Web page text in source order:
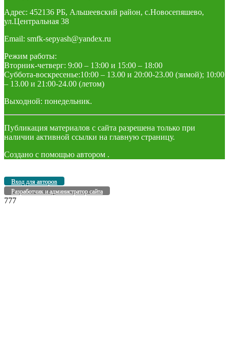
Адрес: 452136 РБ, Альшеевский район, с.Новосепяшево,
ул.Центральная 38
Email: smfk-sepyash@yandex.ru
Режим работы:
Вторник-четверг: 9:00 – 13:00 и 15:00 – 18:00
Суббота-воскресенье:10:00 – 13.00 и 20:00-23.00 (зимой); 10:00
– 13.00 и 21:00-24.00 (летом)
Выходной: понедельник.
Публикация материалов с сайта разрешена только при
наличии активной ссылки на главную страницу.
Создано с помощью автором .
Вход для авторов
Разработчик и администратор сайта
777